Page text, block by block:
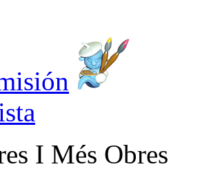
I Més Obres